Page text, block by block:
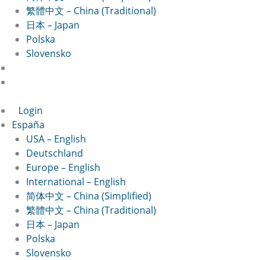
繁體中文 – China (Traditional)
日本 – Japan
Polska
Slovensko
Login
España
USA – English
Deutschland
Europe – English
International – English
简体中文 – China (Simplified)
繁體中文 – China (Traditional)
日本 – Japan
Polska
Slovensko